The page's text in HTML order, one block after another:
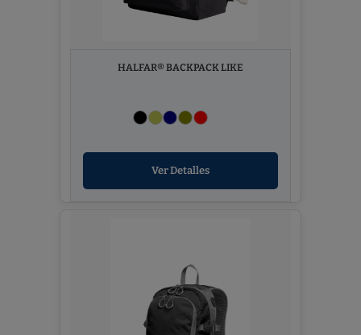
HALFAR® BACKPACK LIKE
Ver Detalles